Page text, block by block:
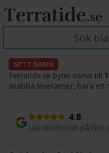
NYTT NAMN
Terratide.se byter namn till
snabba leveranser, bara ett
4.8
Läs omdömen på
Snabb leverans
Direkt från lager